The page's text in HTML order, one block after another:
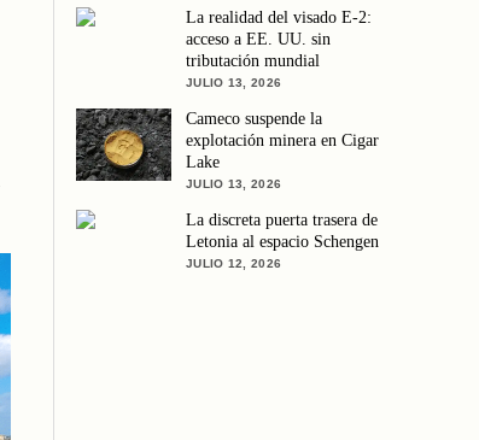
La realidad del visado E-2:
acceso a EE. UU. sin
tributación mundial
JULIO 13, 2026
Cameco suspende la
explotación minera en Cigar
Lake
JULIO 13, 2026
La discreta puerta trasera de
Letonia al espacio Schengen
JULIO 12, 2026